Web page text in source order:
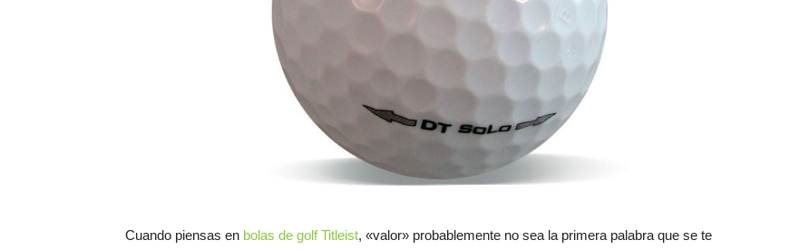
Cuando piensas en bolas de golf Titleist, «valor» probablemente no sea la primera palabra que se te